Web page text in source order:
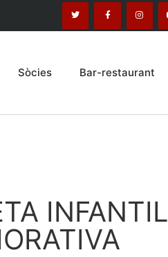
Sòcies Bar-restaurant
INFANTIL